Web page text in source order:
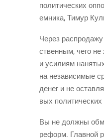
поли­ти­че­ских
ем­ни­ка, Тимур
Через
ствен­ным, чего не
и уси­ли­ям
на неза­ви­си­мые
денег и не
вых
Вы не долж­ны
реформ. Глав­ной